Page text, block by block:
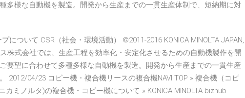
多様な自動機を製造。開発から生産までの一貫生産体制で、短納期に対
について CSR（社会・環境活動） ©2011-2016 KONICA MINOLTA JAPAN,
株式会社では、生産工程を効率化・安定化させるための自動機製作を開
要望に合わせて多種多様な自動機を製造。開発から生産までの一貫生産
2012/04/23 コピー機・複合機リースの複合機NAVI TOP » 複合機（コピ
カミノルタ)の複合機・コピー機について » KONICA MINOLTA bizhub